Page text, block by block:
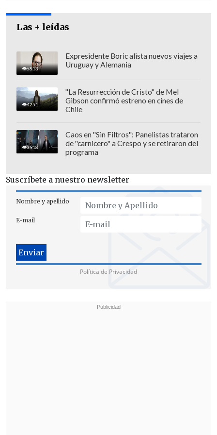
El ministro de Transportes y
Telecomunicaciones,Juan Carlos Muñoz
señaló que "al modificar la manera en
que se realizan los trámites de
telecomunicaciones, le estamos
seguridad a la ciudadanía".
Chile Telcos, Alfie Ulloa, hizo un llamado
a las personas a "autocuidar" sus datos
personales y contraseñas, y a otras
empresas del ecosistema digital para que
eleven sus estándares de seguridad en
las transacciones no presenciales con
sus clientes
Las + leídas
6813
Expresidente Boric alista nuevos viajes a
Uruguay y Alemania
4251
"La Resurrección de Cristo" de Mel
Gibson confirmó estreno en cines de
Chile
3918
Caos en "Sin Filtros": Panelistas trataron
de "carnicero" a Crespo y se retiraron del
programa
Suscríbete a nuestro newsletter
Nombre y apellido
E-mail
Política de Privacidad